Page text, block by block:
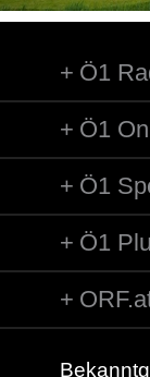
Ö1
Ö1
Ö1
Ö1